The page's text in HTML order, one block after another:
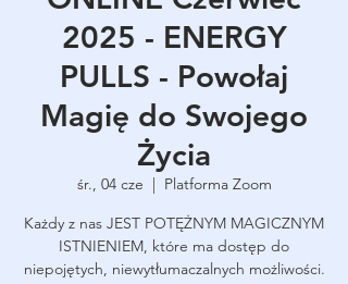
2025 - ENERGY
PULLS - Powołaj
Magię do Swojego
Życia
śr., 04 cze
  |
Platforma Zoom
Każdy z nas JEST POTĘŻNYM MAGICZNYM
ISTNIENIEM, które ma dostęp do
niepojętych, niewytłumaczalnych możliwości.